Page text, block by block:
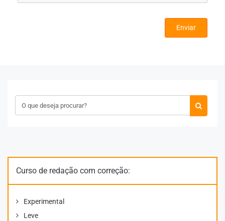
Enviar
Curso de redação com correção:
Experimental
Leve